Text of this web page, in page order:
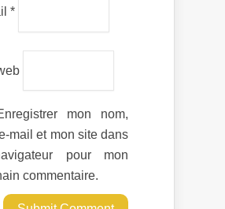
*
mon nom,
mail et mon site dans
pour mon
commentaire.